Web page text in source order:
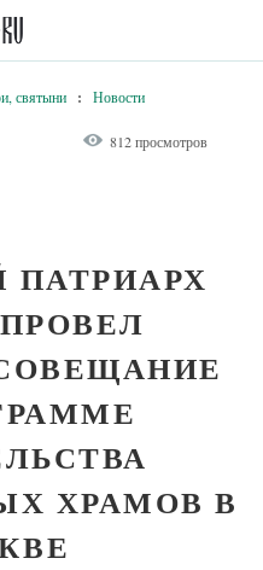
святыни : Новости
812 просмотров
ХРАМОВ В